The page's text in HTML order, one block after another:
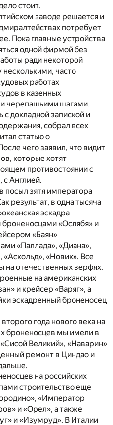
стоит.
заводе решается и
потребует
Пока главные устройства
одной фирмой без
ради некоторой
часто
работах
в казенных
черепашьими шагами.
докладной запиской и
собрал всех
статью о
чего заявил, что видит
которые хотят
противостоянии с
с Англией.
посыл зятя императора
результат, в одна тысяча
эскадра
«Ослябя» и
«Баян»
«Паллада», «Диана»,
«Новик». Все
на отечественных верфях.
на американских
и крейсер «Варяг», а
эскадренный броненосец
года нового века на
броненосцев мы имели в
Великий», «Наварин»
ремонт в Циндао и
на российских
строительство еще
«Император
и «Орел», а также
и «Изумруд». В Италии